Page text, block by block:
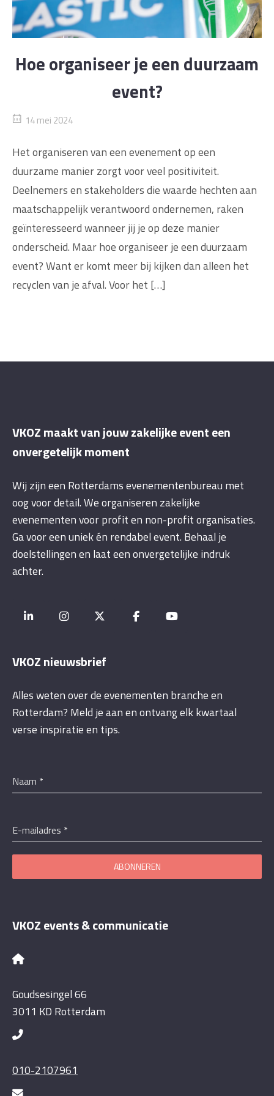
Hoe organiseer je een duurzaam
event?
14 mei 2024
Het organiseren van een evenement op een
duurzame manier zorgt voor veel positiviteit.
Deelnemers en stakeholders die waarde hechten aan
maatschappelijk verantwoord ondernemen, raken
geïnteresseerd wanneer jij je op deze manier
onderscheid. Maar hoe organiseer je een duurzaam
event? Want er komt meer bij kijken dan alleen het
recyclen van je afval. Voor het […]
VKOZ maakt van jouw zakelijke event een
onvergetelijk moment
Wij zijn een Rotterdams evenementenbureau met
oog voor detail. We organiseren zakelijke
evenementen voor profit en non-profit organisaties.
Ga voor een uniek én rendabel event. Behaal je
doelstellingen en laat een onvergetelijke indruk
achter.
VKOZ nieuwsbrief
Alles weten over de evenementen branche en
Rotterdam? Meld je aan en ontvang elk kwartaal
verse inspiratie en tips.
Naam *
E-mailadres *
ABONNEREN
VKOZ events & communicatie
Goudsesingel 66
3011 KD Rotterdam
010-2107961